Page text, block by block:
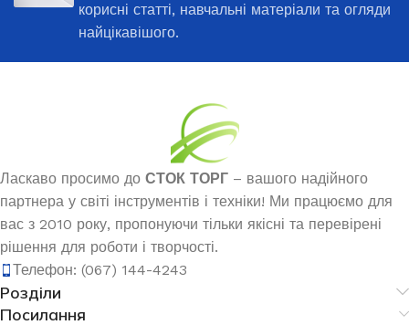
корисні статті, навчальні матеріали та огляди
найцікавішого.
Ласкаво просимо до СТОК ТОРГ – вашого надійного
партнера у світі інструментів і техніки! Ми працюємо для
вас з 2010 року, пропонуючи тільки якісні та перевірені
рішення для роботи і творчості.
Телефон: (067) 144-4243
Розділи
Посилання